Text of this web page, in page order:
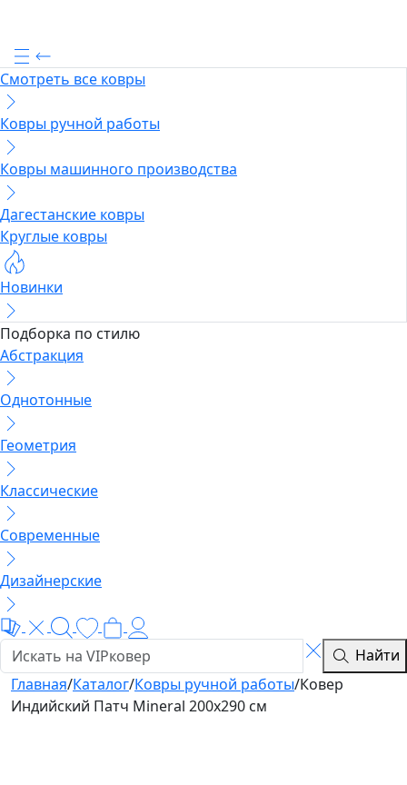
Смотреть все ковры
Ковры ручной работы
Ковры машинного производства
Дагестанские ковры
Круглые ковры
Новинки
Подборка по стилю
Абстракция
Однотонные
Геометрия
Классические
Современные
Дизайнерские
Найти
Главная/Каталог/Ковры ручной работы/Ковер
Индийский Патч Mineral 200x290 см